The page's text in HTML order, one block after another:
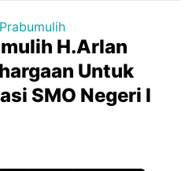
H.Arlan
Untuk
SMO Negeri l